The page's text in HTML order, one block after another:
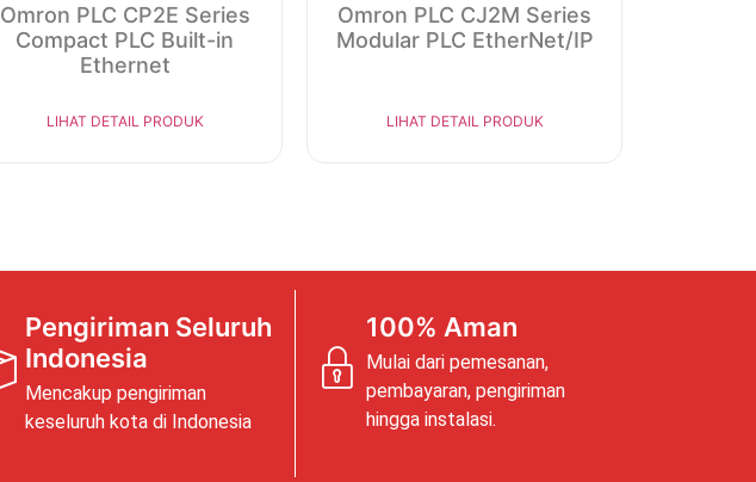
Omron PLC CP2E Series
Compact PLC Built-in
Ethernet
LIHAT DETAIL PRODUK
Omron PLC CJ2M Series
Modular PLC EtherNet/IP
LIHAT DETAIL PRODUK
Pengiriman Seluruh
Indonesia
Mencakup pengiriman
keseluruh kota di Indonesia
100% Aman
Mulai dari pemesanan,
pembayaran, pengiriman
hingga instalasi.